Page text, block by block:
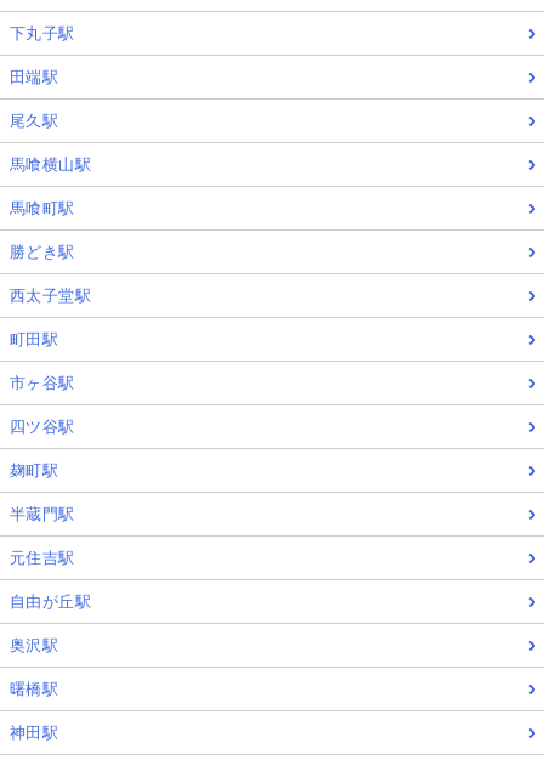
下丸子駅
田端駅
尾久駅
馬喰横山駅
馬喰町駅
勝どき駅
西太子堂駅
町田駅
市ヶ谷駅
四ツ谷駅
麹町駅
半蔵門駅
元住吉駅
自由が丘駅
奥沢駅
曙橋駅
神田駅